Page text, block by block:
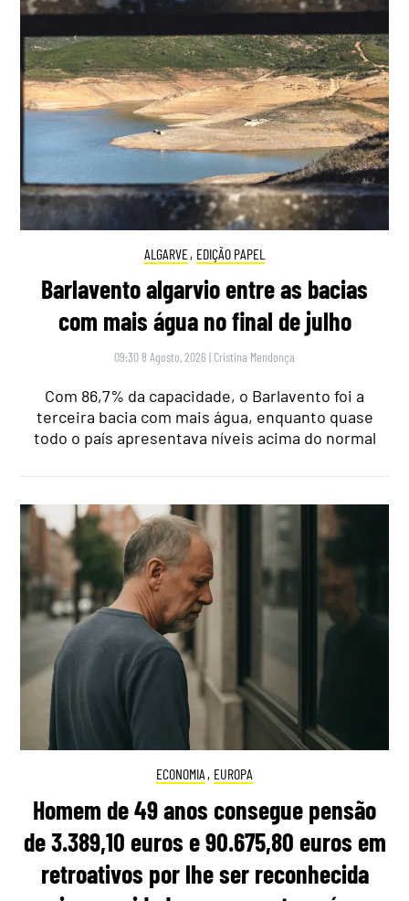
ALGARVE, EDIÇÃO PAPEL
Barlavento algarvio entre as bacias
com mais água no final de julho
09:30 8 Agosto, 2026 | Cristina Mendonça
Com 86,7% da capacidade, o Barlavento foi a
terceira bacia com mais água, enquanto quase
todo o país apresentava níveis acima do normal
ECONOMIA , EUROPA
Homem de 49 anos consegue pensão
de 3.389,10 euros e 90.675,80 euros em
retroativos por lhe ser reconhecida